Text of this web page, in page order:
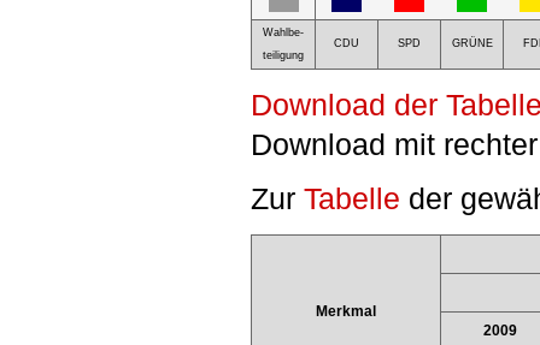
Wahlbe-
teiligung
CDU SPD GRÜNE
Download der
Download mit
ZurTabelle der
Merkmal
2009